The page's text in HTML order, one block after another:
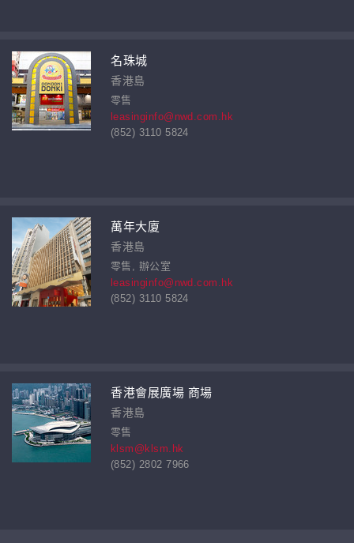
名珠城
香港島
零售
leasinginfo@nwd.com.hk
(852) 3110 5824
萬年大廈
香港島
零售, 辦公室
leasinginfo@nwd.com.hk
(852) 3110 5824
香港會展廣場 商場
香港島
零售
klsm@klsm.hk
(852) 2802 7966